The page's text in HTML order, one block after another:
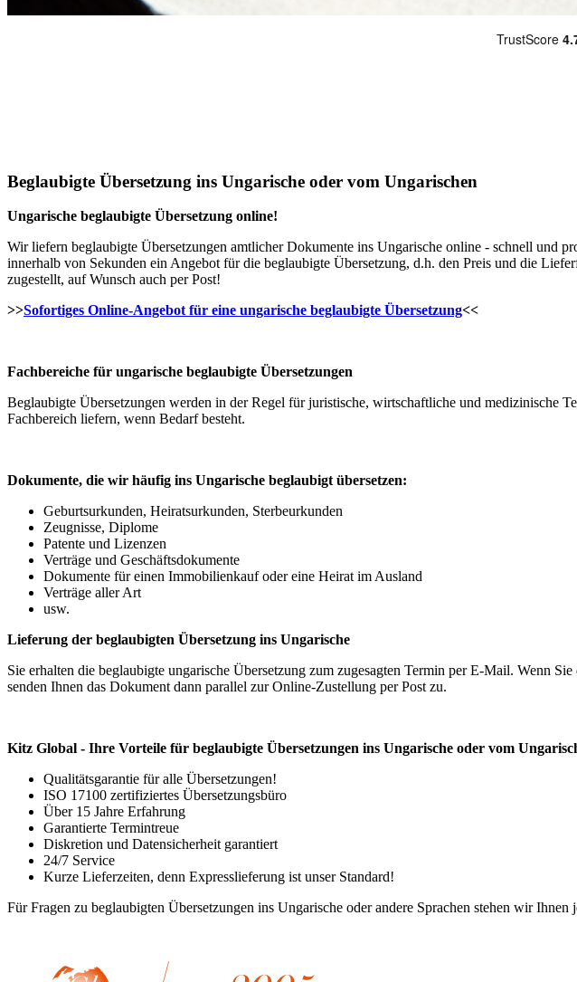
Beglaubigte Übersetzung ins Ungarische oder vom Ungarischen
Ungarische beglaubigte Übersetzung online!
Wir liefern beglaubigte Übersetzungen amtlicher Dokumente ins Ungarische online - schnell und
innerhalb von Sekunden ein Angebot für die beglaubigte Übersetzung, d.h. den Preis und die
zugestellt, auf Wunsch auch per Post!
>>Sofortiges Online-Angebot für eine ungarische beglaubigte Übersetzung<<
Fachbereiche für ungarische beglaubigte Übersetzungen
Beglaubigte Übersetzungen werden in der Regel für juristische, wirtschaftliche und medizinische
Fachbereich liefern, wenn Bedarf besteht.
Dokumente, die wir häufig ins Ungarische beglaubigt übersetzen:
Geburtsurkunden, Heiratsurkunden, Sterbeurkunden
Zeugnisse, Diplome
Patente und Lizenzen
Verträge und Geschäftsdokumente
Dokumente für einen Immobilienkauf oder eine Heirat im Ausland
Verträge aller Art
usw.
Lieferung der beglaubigten Übersetzung ins Ungarische
Sie erhalten die beglaubigte ungarische Übersetzung zum zugesagten Termin per E-Mail. Wenn
senden Ihnen das Dokument dann parallel zur Online-Zustellung per Post zu.
Kitz Global - Ihre Vorteile für beglaubigte Übersetzungen ins Ungarische oder vom
Qualitätsgarantie für alle Übersetzungen!
ISO 17100 zertifiziertes Übersetzungsbüro
Über 15 Jahre Erfahrung
Garantierte Termintreue
Diskretion und Datensicherheit garantiert
24/7 Service
Kurze Lieferzeiten, denn Expresslieferung ist unser Standard!
Für Fragen zu beglaubigten Übersetzungen ins Ungarische oder andere Sprachen stehen wir